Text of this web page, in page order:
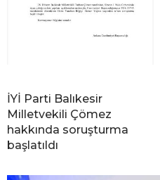
İYİ Parti Balıkesir
Milletvekili Çömez
hakkında soruşturma
başlatıldı